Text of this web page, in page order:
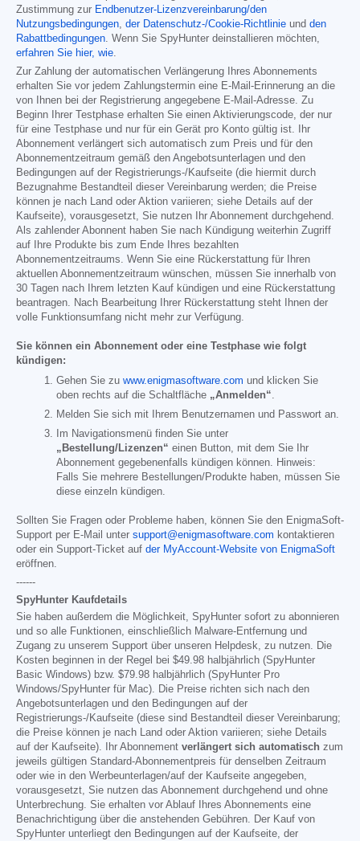
Zustimmung zur Endbenutzer-Lizenzvereinbarung/den
Nutzungsbedingungen, der Datenschutz-/Cookie-Richtlinie und den
Rabattbedingungen. Wenn Sie SpyHunter deinstallieren möchten,
erfahren Sie hier, wie.
Zur Zahlung der automatischen Verlängerung Ihres Abonnements
erhalten Sie vor jedem Zahlungstermin eine E-Mail-Erinnerung an die
von Ihnen bei der Registrierung angegebene E-Mail-Adresse. Zu
Beginn Ihrer Testphase erhalten Sie einen Aktivierungscode, der nur
für eine Testphase und nur für ein Gerät pro Konto gültig ist. Ihr
Abonnement verlängert sich automatisch zum Preis und für den
Abonnementzeitraum gemäß den Angebotsunterlagen und den
Bedingungen auf der Registrierungs-/Kaufseite (die hiermit durch
Bezugnahme Bestandteil dieser Vereinbarung werden; die Preise
können je nach Land oder Aktion variieren; siehe Details auf der
Kaufseite), vorausgesetzt, Sie nutzen Ihr Abonnement durchgehend.
Als zahlender Abonnent haben Sie nach Kündigung weiterhin Zugriff
auf Ihre Produkte bis zum Ende Ihres bezahlten
Abonnementzeitraums. Wenn Sie eine Rückerstattung für Ihren
aktuellen Abonnementzeitraum wünschen, müssen Sie innerhalb von
30 Tagen nach Ihrem letzten Kauf kündigen und eine Rückerstattung
beantragen. Nach Bearbeitung Ihrer Rückerstattung steht Ihnen der
volle Funktionsumfang nicht mehr zur Verfügung.
Sie können ein Abonnement oder eine Testphase wie folgt
kündigen:
Gehen Sie zu www.enigmasoftware.com und klicken Sie
oben rechts auf die Schaltfläche „Anmelden“
Melden Sie sich mit Ihrem Benutzernamen und Passwort an.
Im Navigationsmenü finden Sie unter
„Bestellung/Lizenzen“ einen Button, mit dem Sie Ihr
Abonnement gegebenenfalls kündigen können. Hinweis:
Falls Sie mehrere Bestellungen/Produkte haben, müssen Sie
diese einzeln kündigen.
Sollten Sie Fragen oder Probleme haben, können Sie den EnigmaSoft-
Support per E-Mail unter support@enigmasoftware.com kontaktieren
oder ein Support-Ticket auf der MyAccount-Website von EnigmaSoft
eröffnen.
------
SpyHunter Kaufdetails
Sie haben außerdem die Möglichkeit, SpyHunter sofort zu abonnieren
und so alle Funktionen, einschließlich Malware-Entfernung und
Zugang zu unserem Support über unseren Helpdesk, zu nutzen. Die
Kosten beginnen in der Regel bei $49.98 halbjährlich (SpyHunter
Basic Windows) bzw. $79.98 halbjährlich (SpyHunter Pro
Windows/SpyHunter für Mac). Die Preise richten sich nach den
Angebotsunterlagen und den Bedingungen auf der
Registrierungs-/Kaufseite (diese sind Bestandteil dieser Vereinbarung;
die Preise können je nach Land oder Aktion variieren; siehe Details
auf der Kaufseite). Ihr Abonnement verlängert sich automatisch zum
jeweils gültigen Standard-Abonnementpreis für denselben Zeitraum
oder wie in den Werbeunterlagen/auf der Kaufseite angegeben,
vorausgesetzt, Sie nutzen das Abonnement durchgehend und ohne
Unterbrechung. Sie erhalten vor Ablauf Ihres Abonnements eine
Benachrichtigung über die anstehenden Gebühren. Der Kauf von
SpyHunter unterliegt den Bedingungen auf der Kaufseite, der